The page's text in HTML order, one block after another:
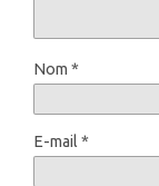
Nom *
E-mail *